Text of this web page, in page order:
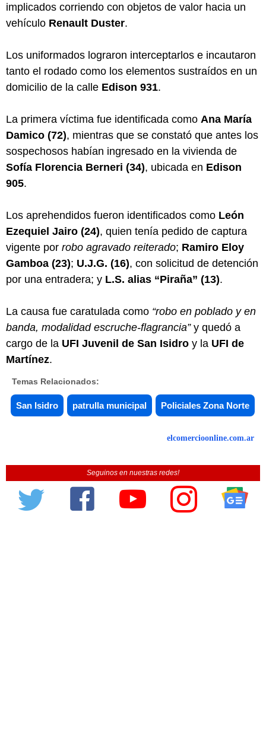
implicados corriendo con objetos de valor hacia un
vehículo Renault Duster.
Los uniformados lograron interceptarlos e incautaron
tanto el rodado como los elementos sustraídos en un
domicilio de la calle Edison 931.
La primera víctima fue identificada como Ana María
Damico (72), mientras que se constató que antes los
sospechosos habían ingresado en la vivienda de
Sofía Florencia Berneri (34), ubicada en Edison
905.
Los aprehendidos fueron identificados como León
Ezequiel Jairo (24), quien tenía pedido de captura
vigente por robo agravado reiterado; Ramiro Eloy
Gamboa (23); U.J.G. (16), con solicitud de detención
por una entradera; y L.S. alias “Piraña” (13).
La causa fue caratulada como “robo en poblado y en
banda, modalidad escruche-flagrancia”y quedó a
cargo de la UFI Juvenil de San Isidro y la UFI de
Martínez.
Temas Relacionados:
San Isidro patrulla municipal Policiales Zona Norte
elcomercioonline.com.ar
Seguinos en nuestras redes!